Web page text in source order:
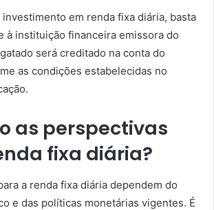
investimento em renda fixa diária, basta
à instituição financeira emissora do
será creditado na conta do
as condições estabelecidas no
as perspectivas
fixa diária?
a renda fixa diária dependem do
e das políticas monetárias vigentes. É